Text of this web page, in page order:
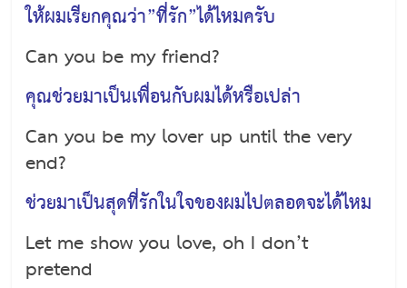
ให้ผมเรียกคุณว่า”ที่รัก”ได้ไหมครับ
Can you be my friend?
คุณช่วยมาเป็นเพื่อนกับผมได้หรือเปล่า
Can you be my lover up until the very
end?
ช่วยมาเป็นสุดที่รักในใจของผมไปตลอดจะได้ไหม
Let me show you love, oh I don’t
pretend